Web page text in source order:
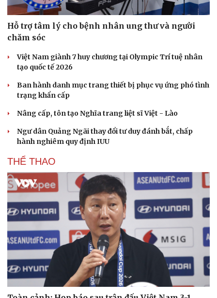
Văn hóa
Văn học
Âm nhạc
Giải trí
Thời trang
Hỗ trợ tâm lý cho bệnh nhân ung thư và người
chăm sóc
Việt Nam giành 7 huy chương tại Olympic Trí tuệ nhân
tạo quốc tế 2026
Ban hành danh mục trang thiết bị phục vụ ứng phó tình
trạng khẩn cấp
Nâng cấp, tôn tạo Nghĩa trang liệt sĩ Việt - Lào
Ngư dân Quảng Ngãi thay đổi tư duy đánh bắt, chấp
hành nghiêm quy định IUU
THỂ THAO